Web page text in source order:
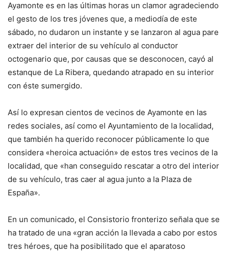
Ayamonte es en las últimas horas un clamor agradeciendo
el gesto de los tres jóvenes que, a mediodía de este
sábado, no dudaron un instante y se lanzaron al agua pare
extraer del interior de su vehículo al conductor
octogenario que, por causas que se desconocen, cayó al
estanque de La Ribera, quedando atrapado en su interior
con éste sumergido.
Así lo expresan cientos de vecinos de Ayamonte en las
redes sociales, así como el Ayuntamiento de la localidad,
que también ha querido reconocer públicamente lo que
considera «heroica actuación» de estos tres vecinos de la
localidad, que «han conseguido rescatar a otro del interior
de su vehículo, tras caer al agua junto a la Plaza de
España».
En un comunicado, el Consistorio fronterizo señala que se
ha tratado de una «gran acción la llevada a cabo por estos
tres héroes, que ha posibilitado que el aparatoso